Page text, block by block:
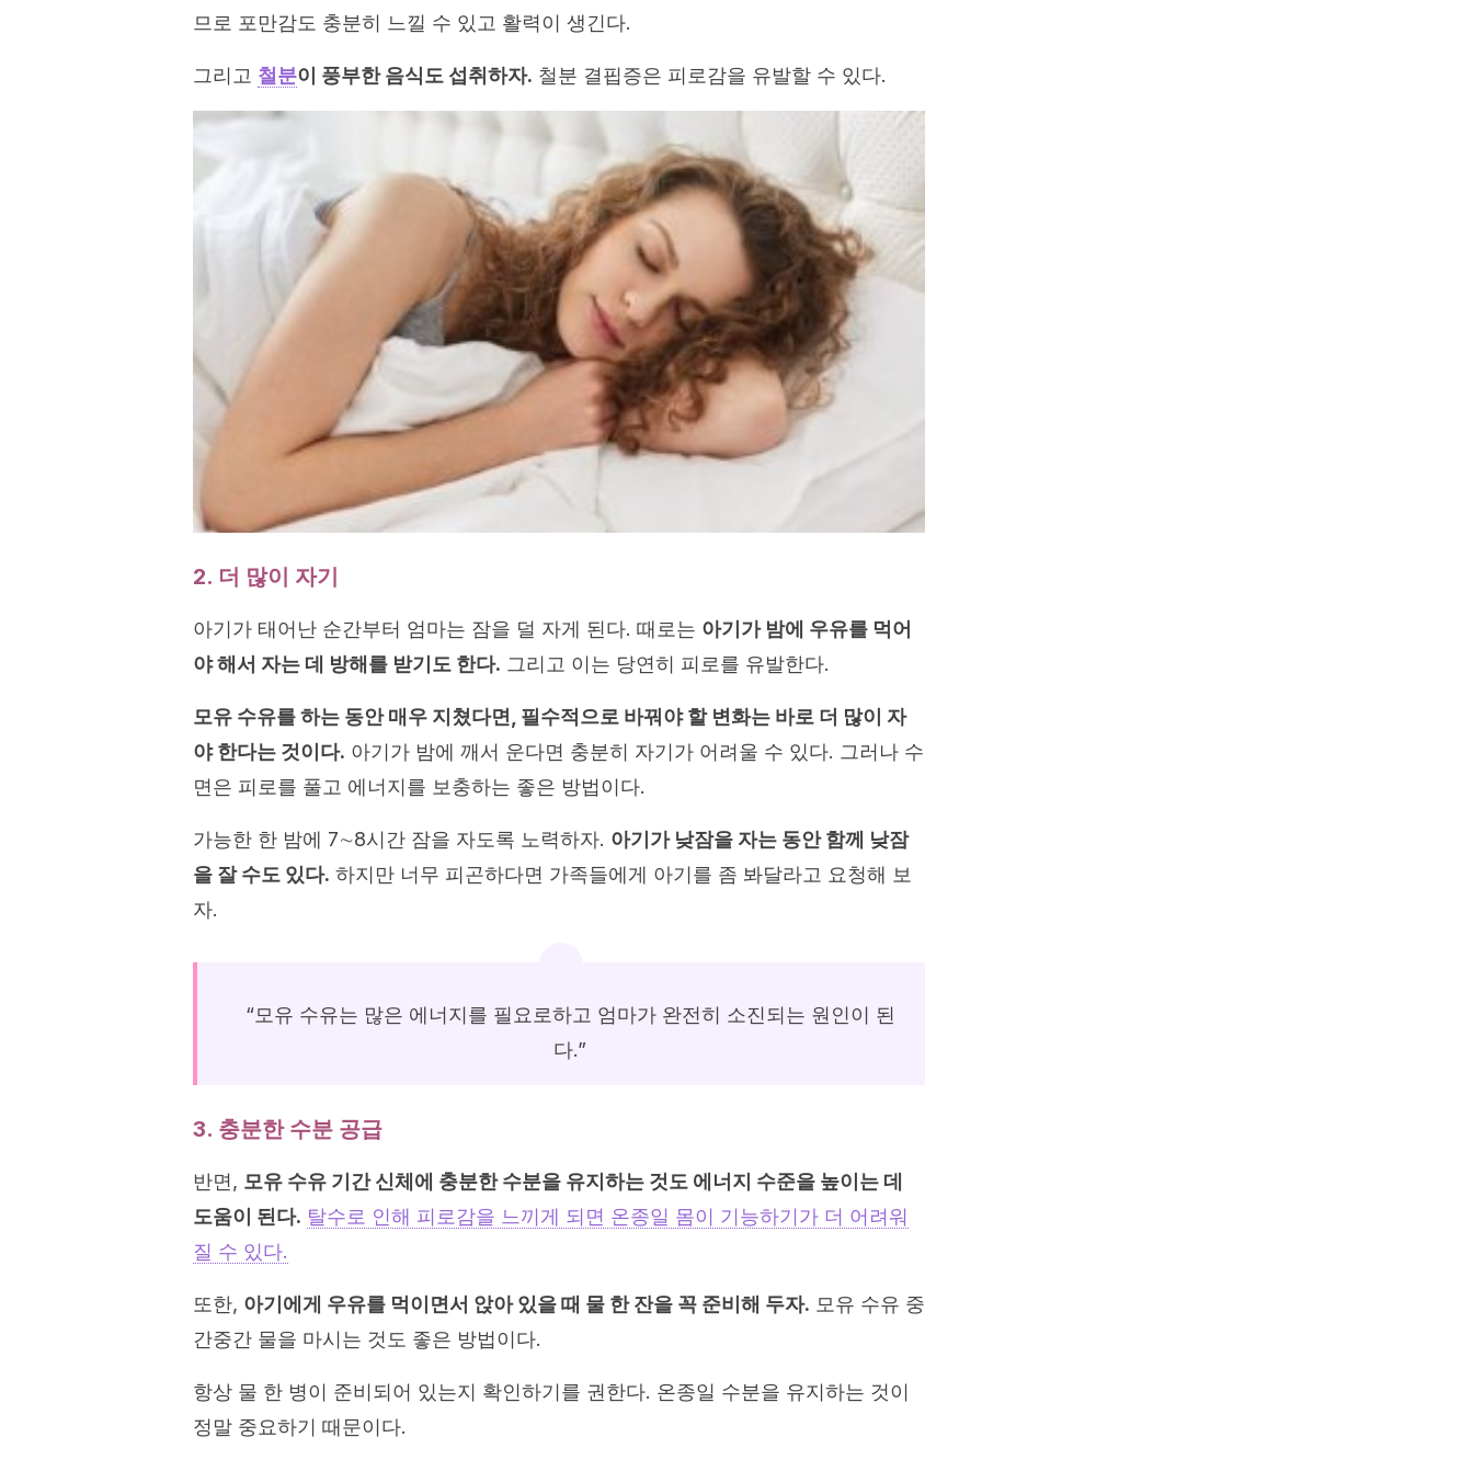
므로 포만감도 충분히 느낄 수 있고 활력이 생긴다.
그리고 철분이 풍부한 음식도 섭취하자. 철분 결핍증은 피로감을 유발할 수 있다.
2. 더 많이 자기
아기가 태어난 순간부터 엄마는 잠을 덜 자게 된다. 때로는 아기가 밤에 우유를 먹어
야 해서 자는 데 방해를 받기도 한다. 그리고 이는 당연히 피로를 유발한다.
모유 수유를 하는 동안 매우 지쳤다면, 필수적으로 바꿔야 할 변화는 바로 더 많이 자
야 한다는 것이다. 아기가 밤에 깨서 운다면 충분히 자기가 어려울 수 있다. 그러나 수
면은 피로를 풀고 에너지를 보충하는 좋은 방법이다.
가능한 한 밤에 7∼8시간 잠을 자도록 노력하자. 아기가 낮잠을 자는 동안 함께 낮잠
을 잘 수도 있다. 하지만 너무 피곤하다면 가족들에게 아기를 좀 봐달라고 요청해 보
자.
“모유 수유는 많은 에너지를 필요로하고 엄마가 완전히 소진되는 원인이 된
다.”
3. 충분한 수분 공급
반면, 모유 수유 기간 신체에 충분한 수분을 유지하는 것도 에너지 수준을 높이는 데
도움이 된다. 탈수로 인해 피로감을 느끼게 되면 온종일 몸이 기능하기가 더 어려워
질 수 있다.
또한, 아기에게 우유를 먹이면서 앉아 있을 때 물 한 잔을 꼭 준비해 두자. 모유 수유 중
간중간 물을 마시는 것도 좋은 방법이다.
항상 물 한 병이 준비되어 있는지 확인하기를 권한다. 온종일 수분을 유지하는 것이
정말 중요하기 때문이다.